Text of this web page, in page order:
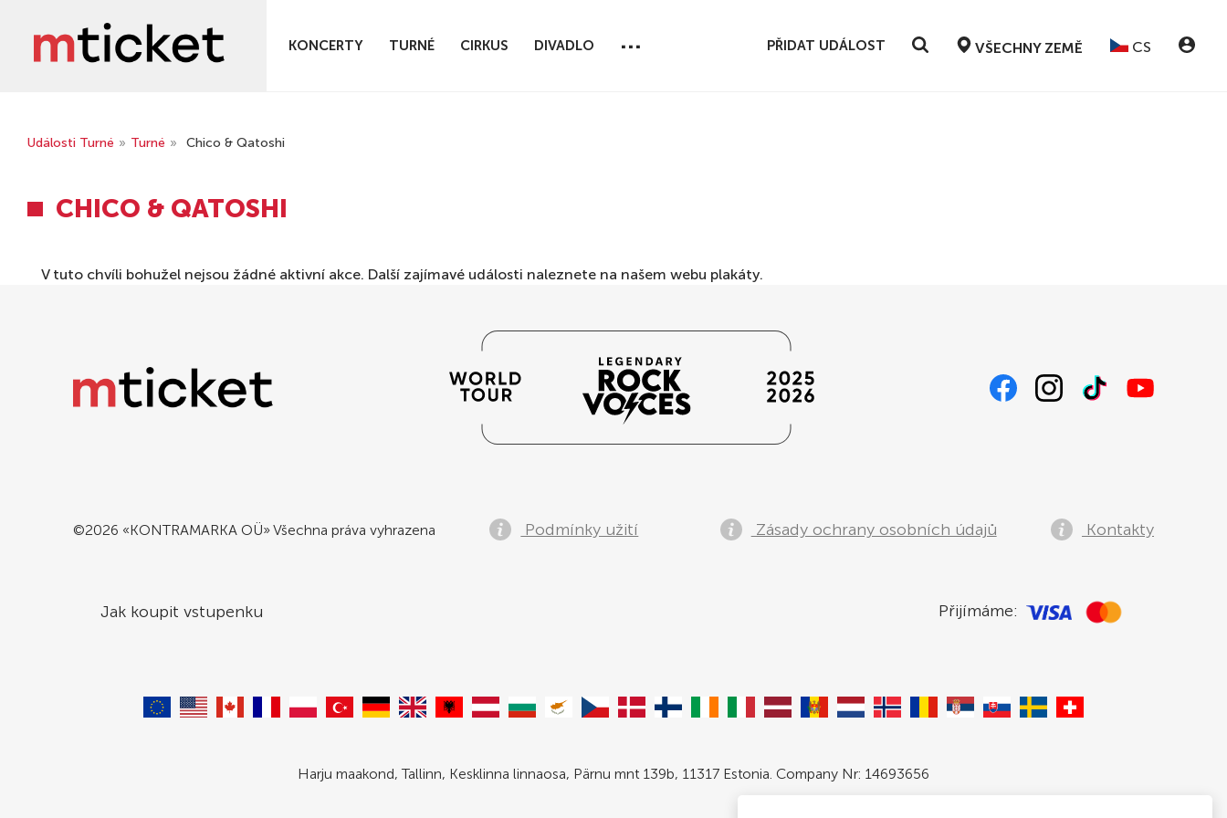
KONCERTY TURNÉ CIRKUS DIVADLO ... PŘIDAT UDÁLOST VŠECHNY ZEMĚ CS
Události Turné » Turné » Chico & Qatoshi
CHICO & QATOSHI
V tuto chvíli bohužel nejsou žádné aktivní akce. Další zajímavé události naleznete na našem webu plakáty.
©2026 «KONTRAMARKA OÜ» Všechna práva vyhrazena Podmínky užití Zásady ochrany osobních údajů Kontakty
Jak koupit vstupenku Přijímáme:
Harju maakond, Tallinn, Kesklinna linnaosa, Pärnu mnt 139b, 11317 Estonia. Company Nr: 14693656